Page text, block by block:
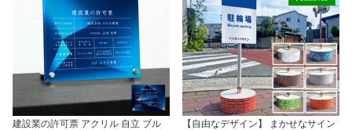
建設業の許可票 アクリル 自立 ブル
【自由なデザイン】 まかせなサイン